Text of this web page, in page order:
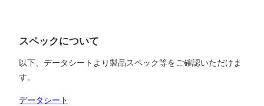
スペックについて
以下、データシートより製品スペック等をご確認いただけま
す。
データシート